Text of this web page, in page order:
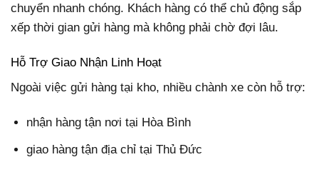
chuyển nhanh chóng. Khách hàng có thể chủ động sắp
xếp thời gian gửi hàng mà không phải chờ đợi lâu.
Hỗ Trợ Giao Nhận Linh Hoạt
Ngoài việc gửi hàng tại kho, nhiều chành xe còn hỗ trợ:
nhận hàng tận nơi tại Hòa Bình
giao hàng tận địa chỉ tại Thủ Đức